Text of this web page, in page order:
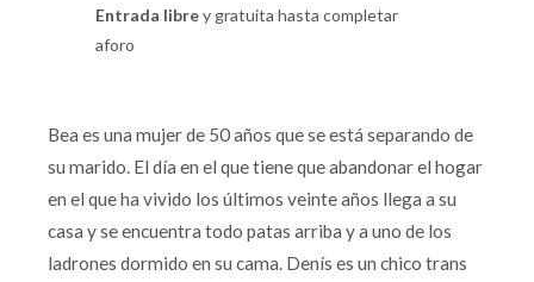
Entrada librey gratuita hasta completar
aforo
Bea es una mujer de 50 años que se está separando de
su marido. El día en el que tiene que abandonar el hogar
en el que ha vivido los últimos veinte años llega a su
casa y se encuentra todo patas arriba y a uno de los
ladrones dormido en su cama. Denís es un chico trans